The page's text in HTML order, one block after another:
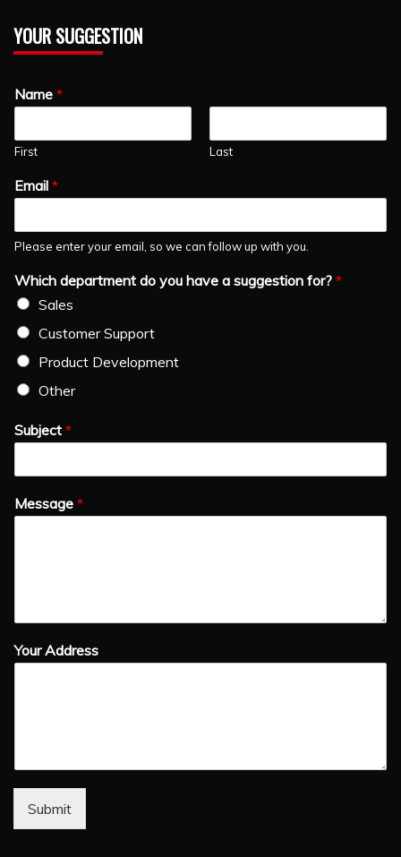
YOUR SUGGESTION
Name *
First Last
Email *
Please enter your email, so we can follow up with you.
Which department do you have a suggestion for? *
Sales
Customer Support
Product Development
Other
Subject *
Message *
Your Address
Submit